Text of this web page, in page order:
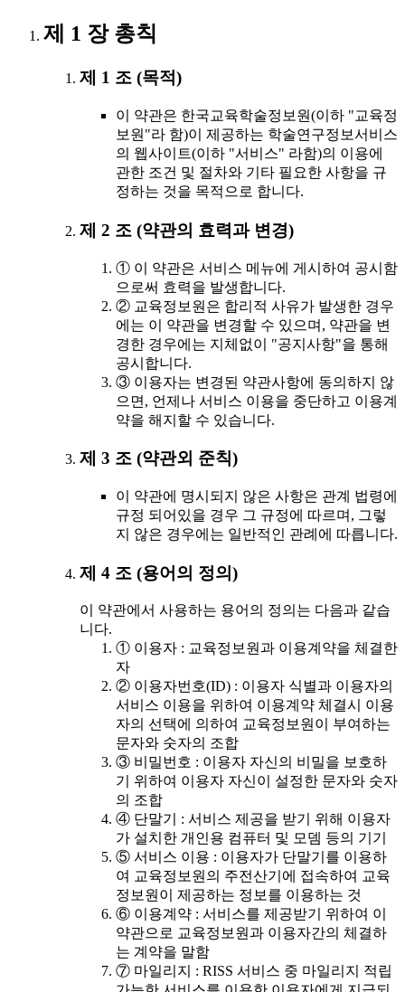
제 1 장 총칙
제 1 조 (목적)
이 약관은 한국교육학술정보원(이하 "교육정
보원"라 함)이 제공하는 학술연구정보서비스
의 웹사이트(이하 "서비스" 라함)의 이용에
관한 조건 및 절차와 기타 필요한 사항을 규
정하는 것을 목적으로 합니다.
제 2 조 (약관의 효력과 변경)
① 이 약관은 서비스 메뉴에 게시하여 공시함
으로써 효력을 발생합니다.
② 교육정보원은 합리적 사유가 발생한 경우
에는 이 약관을 변경할 수 있으며, 약관을 변
경한 경우에는 지체없이 "공지사항"을 통해
공시합니다.
③ 이용자는 변경된 약관사항에 동의하지 않
으면, 언제나 서비스 이용을 중단하고 이용계
약을 해지할 수 있습니다.
제 3 조 (약관외 준칙)
이 약관에 명시되지 않은 사항은 관계 법령에
규정 되어있을 경우 그 규정에 따르며, 그렇
지 않은 경우에는 일반적인 관례에 따릅니다.
제 4 조 (용어의 정의)
이 약관에서 사용하는 용어의 정의는 다음과 같습
니다.
① 이용자 : 교육정보원과 이용계약을 체결한
자
② 이용자번호(ID) : 이용자 식별과 이용자의
서비스 이용을 위하여 이용계약 체결시 이용
자의 선택에 의하여 교육정보원이 부여하는
문자와 숫자의 조합
③ 비밀번호 : 이용자 자신의 비밀을 보호하
기 위하여 이용자 자신이 설정한 문자와 숫자
의 조합
④ 단말기 : 서비스 제공을 받기 위해 이용자
가 설치한 개인용 컴퓨터 및 모뎀 등의 기기
⑤ 서비스 이용 : 이용자가 단말기를 이용하
여 교육정보원의 주전산기에 접속하여 교육
정보원이 제공하는 정보를 이용하는 것
⑥ 이용계약 : 서비스를 제공받기 위하여 이
약관으로 교육정보원과 이용자간의 체결하
는 계약을 말함
⑦ 마일리지 : RISS 서비스 중 마일리지 적립